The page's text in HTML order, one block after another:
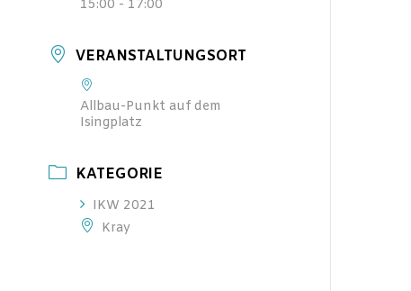
15:00 - 17:00
VERANSTALTUNGSORT
Allbau-Punkt auf dem
Isingplatz
KATEGORIE
IKW 2021
Kray